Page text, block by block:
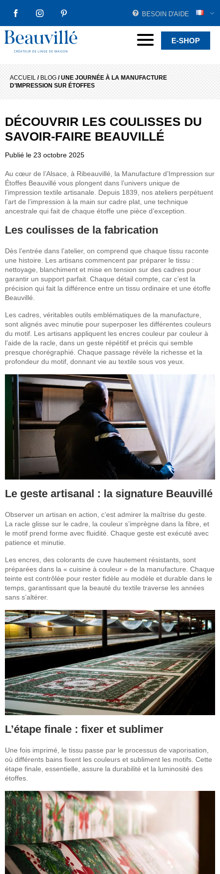
FACEBOOKINSTAGRAMPINTEREST
BESOIN D'AIDE
Beauvillé Créateur par tradition Menu E-SHOP
ACCUEIL / BLOG /UNE JOURNÉE À LA MANUFACTURE
D’IMPRESSION SUR ÉTOFFES
DÉCOUVRIR LES COULISSES DU
SAVOIR-FAIRE BEAUVILLÉ
Publié le 23 octobre 2025
Au cœur de l’Alsace, à Ribeauvillé, la Manufacture d’Impression sur
Étoffes Beauvillé vous plongent dans l’univers unique de
l’impression textile artisanale. Depuis 1839, nos ateliers perpétuent
l’art de l’impression à la main sur cadre plat, une technique
ancestrale qui fait de chaque étoffe une pièce d’exception.
Les coulisses de la fabrication
Dès l’entrée dans l’atelier, on comprend que chaque tissu raconte
une histoire. Les artisans commencent par préparer le tissu :
nettoyage, blanchiment et mise en tension sur des cadres pour
garantir un support parfait. Chaque détail compte, car c’est la
précision qui fait la différence entre un tissu ordinaire et une étoffe
Beauvillé.
Les cadres, véritables outils emblématiques de la manufacture,
sont alignés avec minutie pour superposer les différentes couleurs
du motif. Les artisans appliquent les encres couleur par couleur à
l’aide de la racle, dans un geste répétitif et précis qui semble
presque chorégraphié. Chaque passage révèle la richesse et la
profondeur du motif, donnant vie au textile sous vos yeux.
Le geste artisanal : la signature Beauvillé
Observer un artisan en action, c’est admirer la maîtrise du geste.
La racle glisse sur le cadre, la couleur s’imprègne dans la fibre, et
le motif prend forme avec fluidité. Chaque geste est exécuté avec
patience et minutie.
Les encres, des colorants de cuve hautement résistants, sont
préparées dans la « cuisine à couleur » de la manufacture. Chaque
teinte est contrôlée pour rester fidèle au modèle et durable dans le
temps, garantissant que la beauté du textile traverse les années
sans s’altérer.
L’étape finale : fixer et sublimer
Une fois imprimé, le tissu passe par le processus de vaporisation,
où différents bains fixent les couleurs et subliment les motifs. Cette
étape finale, essentielle, assure la durabilité et la luminosité des
étoffes.